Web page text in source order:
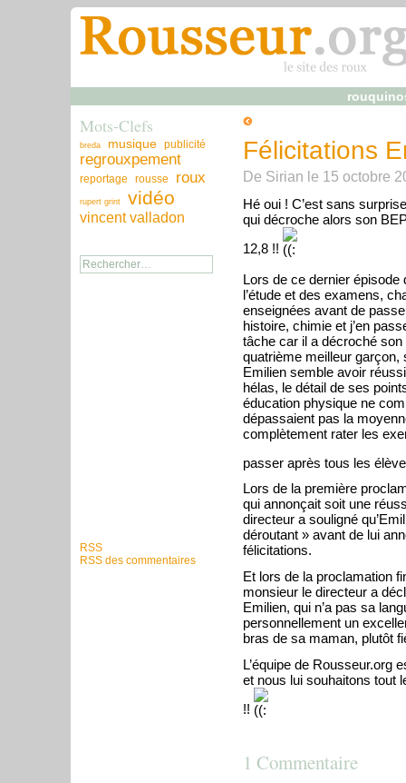
Mots-Clefs
breda musique publicité
regrouxpement
reportage rousse roux
rupert grint vidéo
vincent valladon
RSS
RSS des commentaires
Félicitations
De Sirian le 15 octobre
Hé oui ! C’est sans
qui décroche alors son
12,8 !!
Lors de ce dernier épisode
l’étude et des examens,
enseignées avant de
histoire, chimie et j’en
tâche car il a décroché
quatrième meilleur
Emilien semble avoir
hélas, le détail de ses
éducation physique ne
dépassaient pas la
complètement rater les
passer après tous les
Lors de la première
qui annonçait soit une
directeur a souligné
déroutant » avant de lui
félicitations.
Et lors de la proclamation
monsieur le directeur a
Emilien, qui n’a pas sa
personnellement un
bras de sa maman, plutôt
L’équipe de Rousseur.org
et nous lui souhaitons tout
!!
1 Commentaire